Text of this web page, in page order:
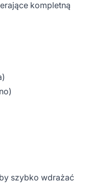
kompletną
szybko wdrażać